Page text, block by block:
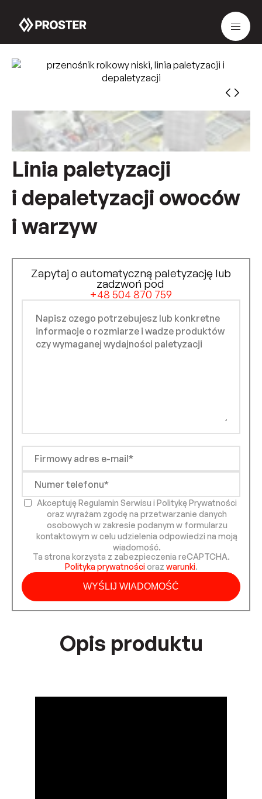
Linia paletyzacji
i depaletyzacji owoców
i warzyw
Zapytaj o automatyczną paletyzację lub
zadzwoń pod
+48 504 870 759
Akceptuję Regulamin Serwisu i Politykę Prywatności
oraz wyrażam zgodę na przetwarzanie danych
osobowych w zakresie podanym w formularzu
kontaktowym w celu udzielenia odpowiedzi na moją
wiadomość.
Ta strona korzysta z zabezpieczenia reCAPTCHA.
Polityka prywatnościoraz warunki.
Opis produktu